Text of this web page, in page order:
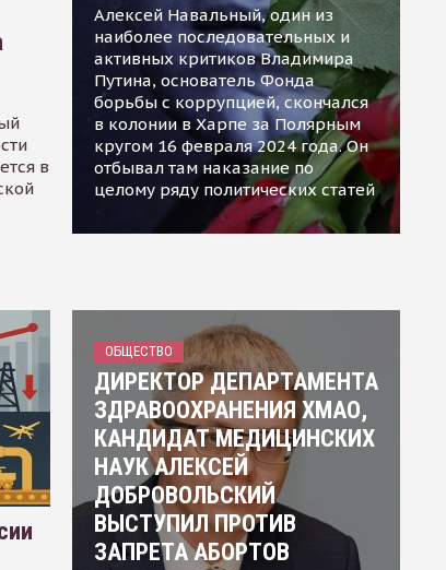
в
Алексей Навальный, один из
наиболее последовательных и
активных критиков Владимира
Путина, основатель Фонда
борьбы с коррупцией, скончался
в колонии в Харпе за Полярным
кругом 16 февраля 2024 года. Он
отбывал там наказание по
целому ряду политических статей
ОБЩЕСТВО
ДИРЕКТОР ДЕПАРТАМЕНТА
ЗДРАВООХРАНЕНИЯ ХМАО,
КАНДИДАТ МЕДИЦИНСКИХ
НАУК АЛЕКСЕЙ
ДОБРОВОЛЬСКИЙ
ВЫСТУПИЛ ПРОТИВ
ЗАПРЕТА АБОРТОВ